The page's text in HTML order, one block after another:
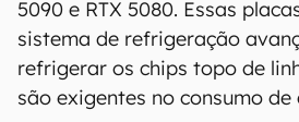
5090 e RTX 5080. Essas
sistema de refrigeração
refrigerar os chips topo de
são exigentes no consumo de